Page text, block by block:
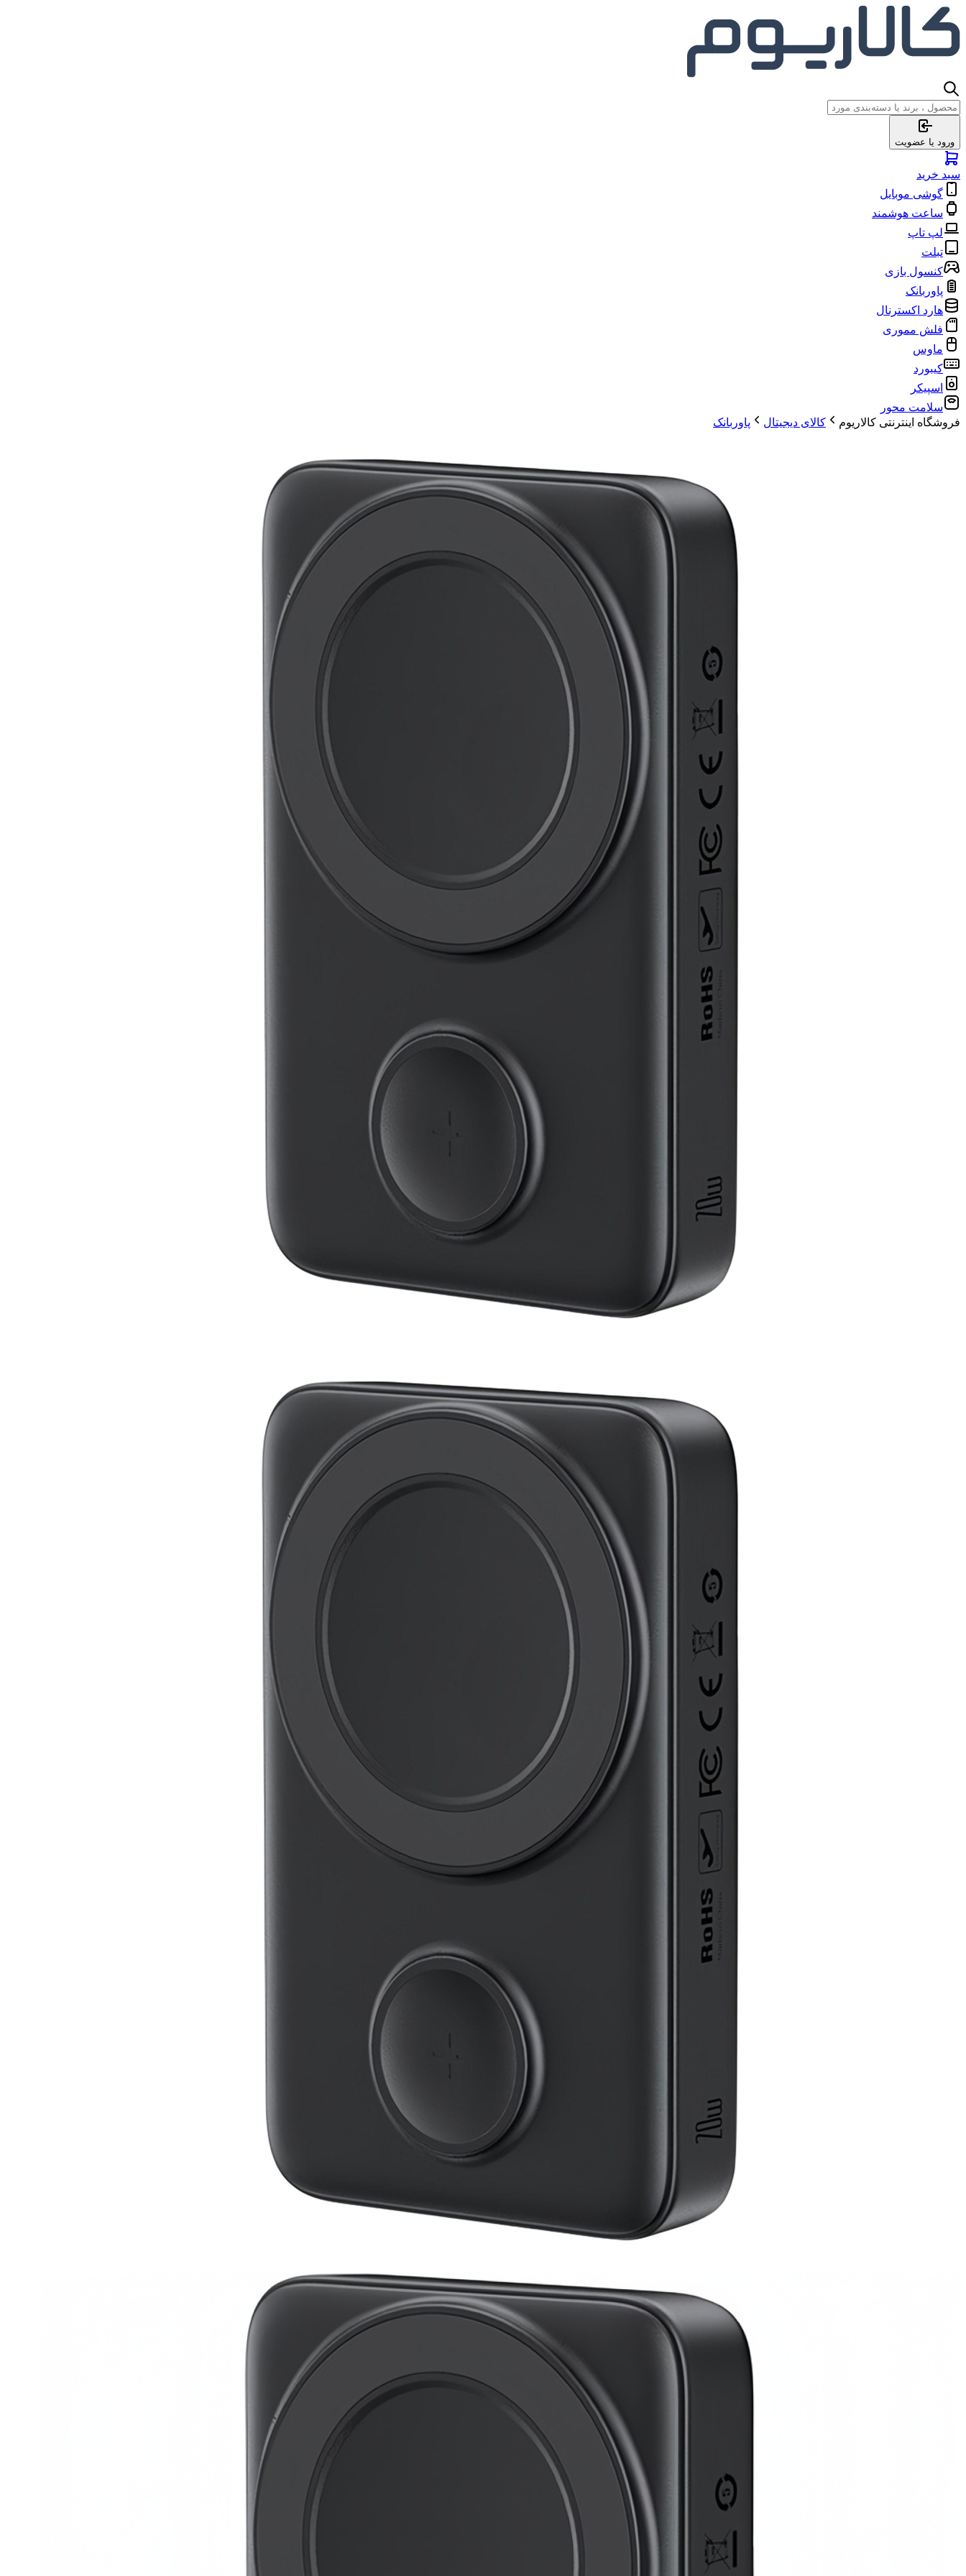
ورود یا عضویت
سبد خرید
گوشی موبایل
ساعت هوشمند
لپ تاپ
تبلت
کنسول بازی
پاوربانک
هارد اکسترنال
فلش مموری
ماوس
کیبورد
اسپیکر
سلامت محور
فروشگاه اینترنتی کالاریوم
کالای دیجیتال پاوربانک